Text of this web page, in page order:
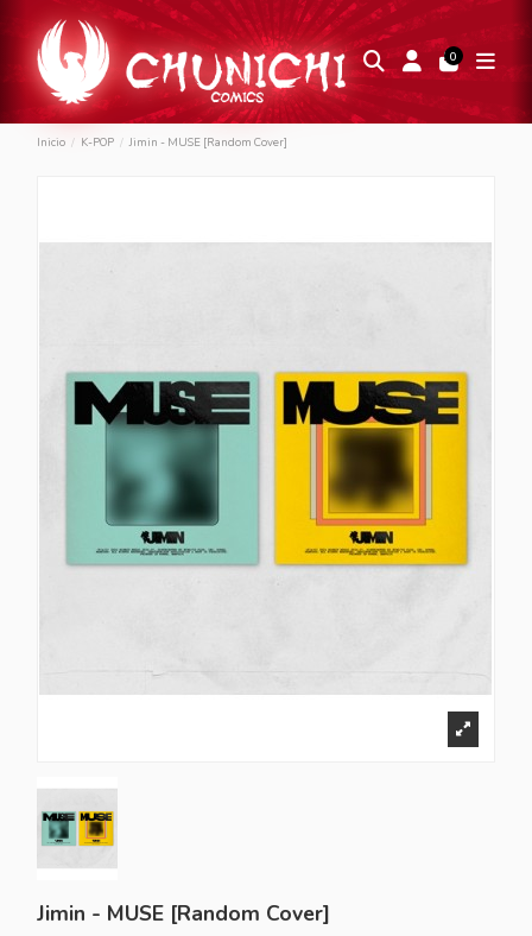
0
Inicio K-POP Jimin - MUSE [Random Cover]
Jimin - MUSE [Random Cover]